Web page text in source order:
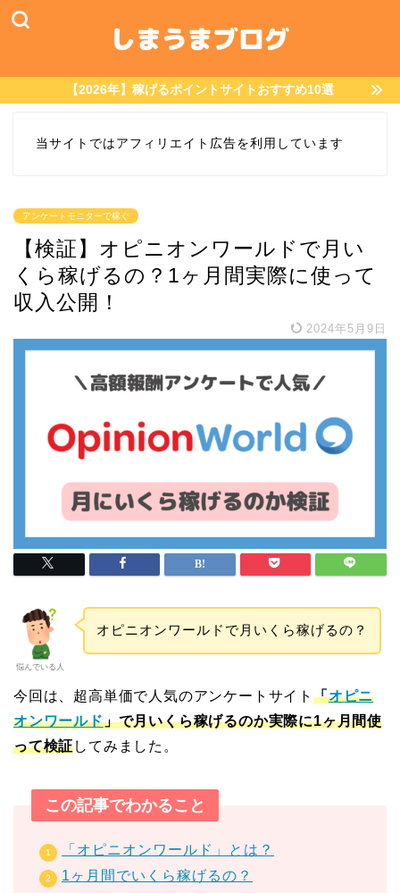
【2026年】稼げるポイントサイトおすすめ10選
当サイトではアフィリエイト広告を利用しています
アンケートモニターで稼ぐ
【検証】オピニオンワールドで月い
くら稼げるの？1ヶ月間実際に使って
収入公開！
2024年5月9日
悩んでいる人
オピニオンワールドで月いくら稼げるの？
今回は、超高単価で人気のアンケートサイト 「オピニ
オンワールド」で月いくら稼げるのか実際に1ヶ月間使
って検証してみました。
この記事でわかること
「オピニオンワールド」とは？
1ヶ月間でいくら稼げるの？